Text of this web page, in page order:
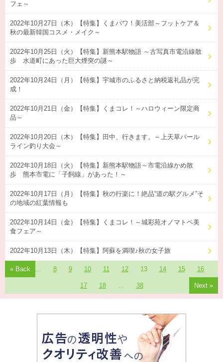
フェ～
2022年10月27日（木）【特集】くまパワ！美活部～フットケア＆
秋の最新韓国コスメ・メイク～
2022年10月25日（火）【特集】新熊本駅物語 ～古写真市電沿線散
歩 水道町にあった巨大煙突の謎～
2022年10月24日（月）【特集】宇城市のふるさと納税返礼品が完
成！
2022年10月21日（金）【特集】くまコレ！～ハロウィーン限定商
品～
2022年10月20日（木）【特集】田中、行きます。～上天草パール
ライン釣り大会～
2022年10月18日（火）【特集】新熊本駅物語～市電沿線かめ散
歩 熊本市電に「子飼線」があった！～
2022年10月17日（月）【特集】秋の行楽に！絶品“道の駅グルメ”そ
の地域の紅葉情報も
2022年10月14日（金）【特集】くまコレ！～城彩苑オノマトペ美
食フェア～
2022年10月13日（木）【特集】阿蘇を満喫♪秋の女子旅
« Back
1 8 9 10 11 12 13 14 15 16
17 18 38 Next »